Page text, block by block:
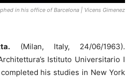
in his office of Barcelona | Vicens Gimenez
(Milan, Italy, 24/06/1963).
Istituto Universitario I
his studies in New York